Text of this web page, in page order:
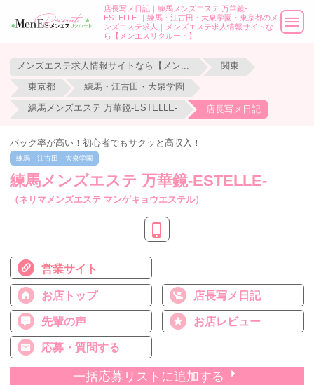
店長写メ日記｜練馬メンズエステ 万華鏡-
ESTELLE-｜練馬・江古田・大泉学園・東京都のメ
ンズエステ求人｜メンズエステ求人情報サイトな
ら【メンエスリクルート】
関東
東京都 練馬・江古田・大泉学園
練馬メンズエステ 万華鏡-ESTELLE- 店長写メ日記
バック率が高い！初心者でもサクッと高収入！
練馬・江古田・大泉学園
練馬メンズエステ 万華鏡-ESTELLE-
（ネリマメンズエステ マンゲキョウエステル）
営業サイト
お店トップ 店長写メ日記
先輩の声 お店レビュー
応募・質問する
一括応募リストに追加する